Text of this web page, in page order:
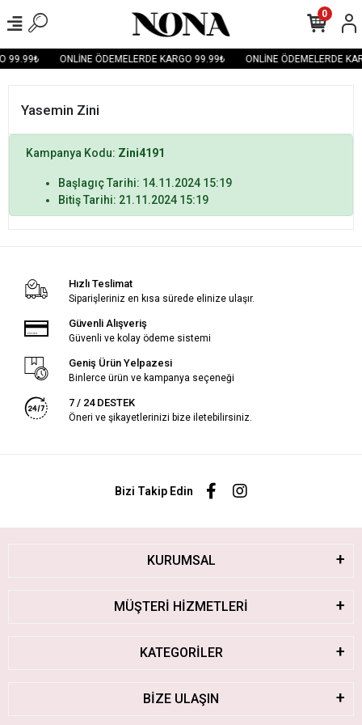
99.99₺ ONLİNE ÖDEMELERDE KARGO 99.99₺ ONLİNE ÖDEMELERDE
0
Yasemin Zini
Kampanya Kodu: Zini4191
Başlagıç Tarihi: 14.11.2024 15:19
Bitiş Tarihi: 21.11.2024 15:19
Hızlı Teslimat
Siparişleriniz en kısa sürede elinize ulaşır.
Güvenli Alışveriş
Güvenli ve kolay ödeme sistemi
Geniş Ürün Yelpazesi
Binlerce ürün ve kampanya seçeneği
7 / 24 DESTEK
Öneri ve şikayetlerinizi bize iletebilirsiniz.
Bizi Takip Edin
KURUMSAL
MÜŞTERİ HİZMETLERİ
KATEGORİLER
BİZE ULAŞIN